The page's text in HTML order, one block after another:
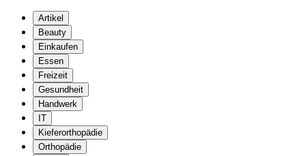
Artikel
Beauty
Einkaufen
Essen
Freizeit
Gesundheit
Handwerk
IT
Kieferorthopädie
Orthopädie